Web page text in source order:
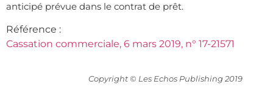
anticipé prévue dans le contrat de prêt.
Référence :
Cassation commerciale, 6 mars 2019, n° 17-21571
Copyright © Les Echos Publishing 2019